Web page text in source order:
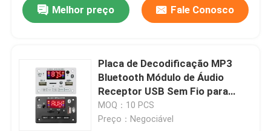
Melhor preço Fale Conosco
Placa de Decodificação MP3
Bluetooth Módulo de Áudio
Receptor USB Sem Fio para
Carro 6V-12V
MOQ：10 PCS
Preço：Negociável